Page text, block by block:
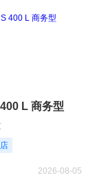
L 商务型
2026-08-05